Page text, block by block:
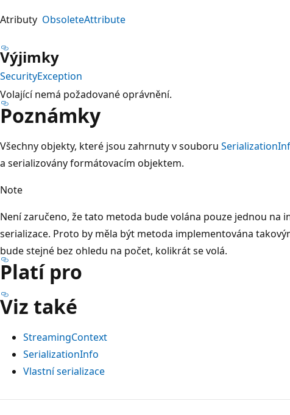
Atributy ObsoleteAttribute
Výjimky
SecurityException
Volající nemá požadované oprávnění.
Poznámky
Všechny objekty, které jsou zahrnuty v souboru
a serializovány formátovacím objektem.
Note
Není zaručeno, že tato metoda bude volána pouze jednou na
serializace. Proto by měla být metoda implementována
bude stejné bez ohledu na počet, kolikrát se volá.
Platí pro
Viz také
StreamingContext
SerializationInfo
Vlastní serializace
Režim